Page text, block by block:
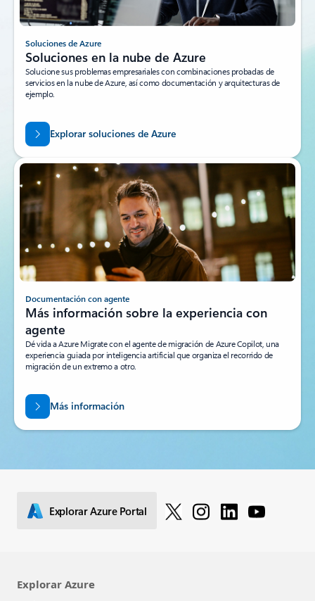
Soluciones de Azure
Soluciones en la nube de Azure
Solucione sus problemas empresariales con combinaciones probadas de
servicios en la nube de Azure, así como documentación y arquitecturas de
ejemplo.
Explorar soluciones de Azure
Documentación con agente
Más información sobre la experiencia con
agente
Dé vida a Azure Migrate con el agente de migración de Azure Copilot, una
experiencia guiada por inteligencia artificial que organiza el recorrido de
migración de un extremo a otro.
Más información
Explorar Azure Portal
Explorar Azure